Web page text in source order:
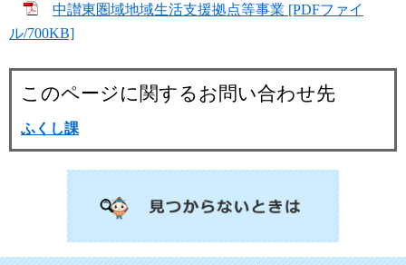
中讃東圏域地域生活支援拠点等事業 [PDFファイ
ル/700KB]
このページに関するお問い合わせ先
ふくし課